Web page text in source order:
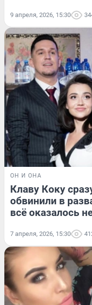
9 апреля, 2026, 15:30
ОН И ОНА
Клаву Коку
обвинили в
всё оказалось
7 апреля, 2026, 15:30